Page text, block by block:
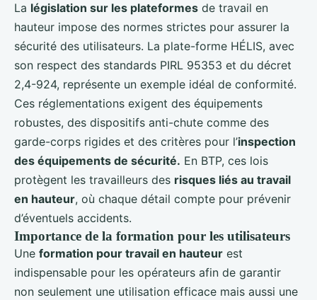
La législation sur les plateformes de travail en
hauteur impose des normes strictes pour assurer la
sécurité des utilisateurs. La plate-forme HÉLIS, avec
son respect des standards PIRL 95353 et du décret
2,4-924, représente un exemple idéal de conformité.
Ces réglementations exigent des équipements
robustes, des dispositifs anti-chute comme des
garde-corps rigides et des critères pour l’inspection
des équipements de sécurité. En BTP, ces lois
protègent les travailleurs des risques liés au travail
en hauteur, où chaque détail compte pour prévenir
d’éventuels accidents.
Importance de la formation pour les utilisateurs
Une formation pour travail en hauteur est
indispensable pour les opérateurs afin de garantir
non seulement une utilisation efficace mais aussi une